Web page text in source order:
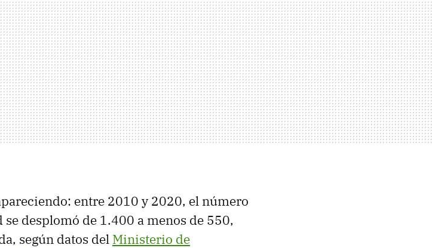
entre 2010 y 2020, el número
desplomó de 1.400 a menos de 550,
según datos del Ministerio de